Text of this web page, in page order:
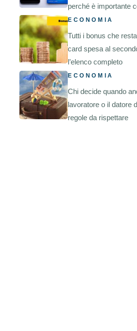
perché è importante
ECONOMIA
Tutti i bonus che
card spesa al
l’elenco completo
ECONOMIA
Chi decide quando
lavoratore o il datore
regole da rispettare